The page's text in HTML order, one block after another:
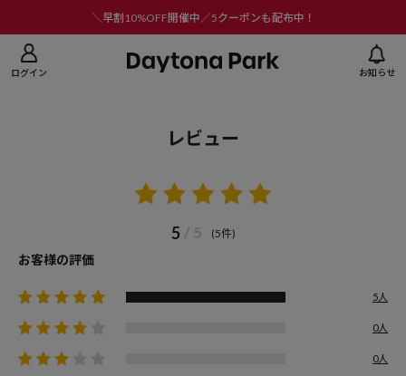
＼早割10%OFF開催中／5クーポンも配布中！
ログイン お知らせ
レビュー
5 / 5 (5件)
お客様の評価
5人
0人
0人